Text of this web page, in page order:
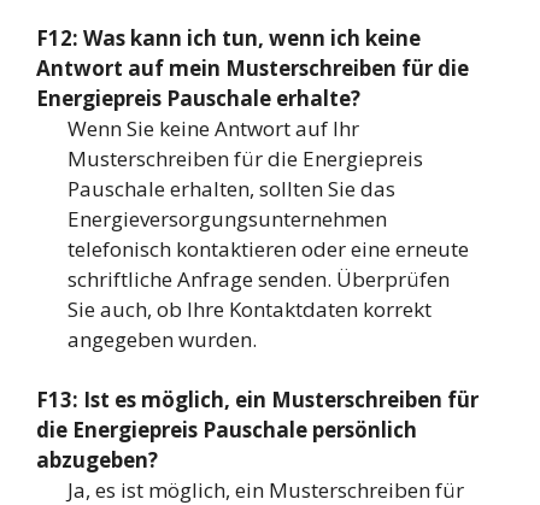
F12: Was kann ich tun, wenn ich keine
Antwort auf mein Musterschreiben für die
Energiepreis Pauschale erhalte?
Wenn Sie keine Antwort auf Ihr
Musterschreiben für die Energiepreis
Pauschale erhalten, sollten Sie das
Energieversorgungsunternehmen
telefonisch kontaktieren oder eine erneute
schriftliche Anfrage senden. Überprüfen
Sie auch, ob Ihre Kontaktdaten korrekt
angegeben wurden.
F13: Ist es möglich, ein Musterschreiben für
die Energiepreis Pauschale persönlich
abzugeben?
Ja, es ist möglich, ein Musterschreiben für